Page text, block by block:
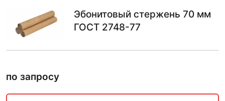
Эбонитовый стержень 70 мм
ГОСТ 2748-77
по запросу